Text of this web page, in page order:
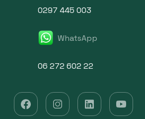
0297 445 003
WhatsApp
06 272 602 22